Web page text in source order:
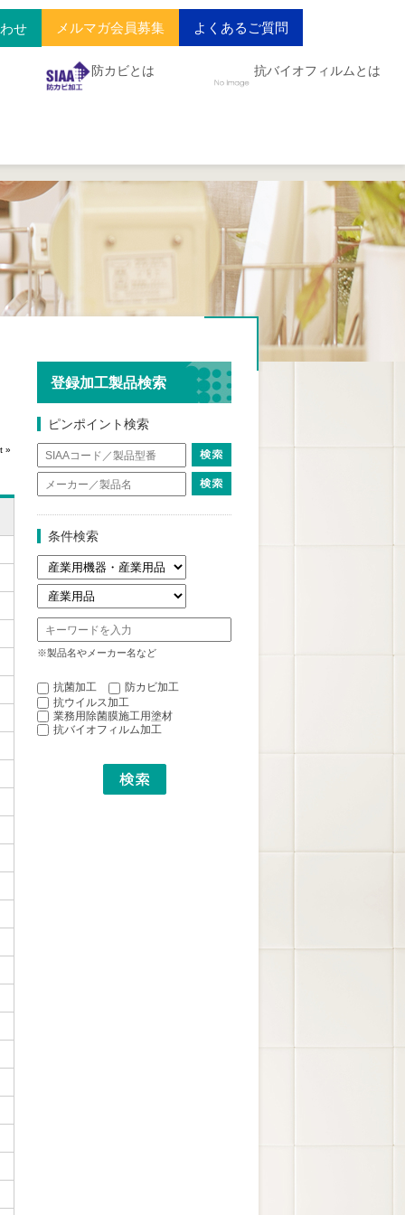
せ メルマガ会員募集 よくあるご質問
防カビとは 抗バイオフィルムとは
»
登録加工製品検索
ピンポイント検索
条件検索
※製品名やメーカー名など
抗菌加工
防カビ加工
抗ウイルス加工
業務用除菌膜施工用塗材
抗バイオフィルム加工